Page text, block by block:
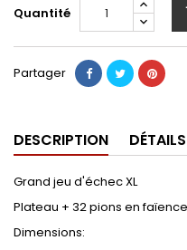
Quantité
Partager
DESCRIPTION
Grand jeu d'échec XL
Plateau + 32 pions en
Dimensions: